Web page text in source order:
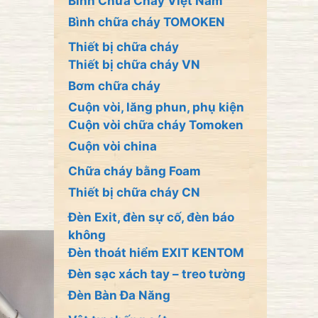
Bình chữa cháy TOMOKEN
Thiết bị chữa cháy
Thiết bị chữa cháy VN
Bơm chữa cháy
Cuộn vòi, lăng phun, phụ kiện
Cuộn vòi chữa cháy Tomoken
Cuộn vòi china
Chữa cháy bằng Foam
Thiết bị chữa cháy CN
Đèn Exit, đèn sự cố, đèn báo
không
Đèn thoát hiểm EXIT KENTOM
Đèn sạc xách tay – treo tường
Đèn Bàn Đa Năng